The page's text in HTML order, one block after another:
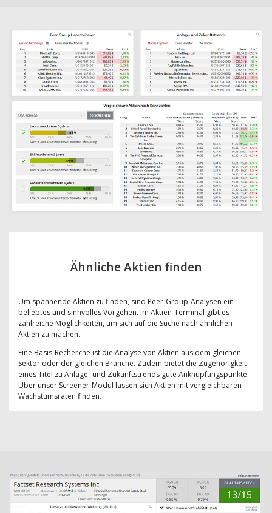
Ähnliche Aktien finden
Um spannende Aktien zu finden, sind Peer-Group-Analysen ein
beliebtes und sinnvolles Vorgehen. Im Aktien-Terminal gibt es
zahlreiche Möglichkeiten, um sich auf die Suche nach ähnlichen
Aktien zu machen.
Eine Basis-Recherche ist die Analyse von Aktien aus dem gleichen
Sektor oder der gleichen Branche. Zudem bietet die Zugehörigkeit
eines Titel zu Anlage- und Zukunftstrends gute Anknüpfungspunkte.
Über unser Screener-Modul lassen sich Aktien mit vergleichbaren
Wachstumsraten finden.